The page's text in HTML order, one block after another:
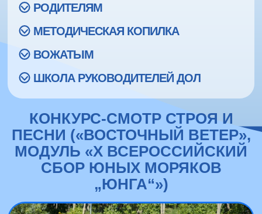
РОДИТЕЛЯМ
МЕТОДИЧЕСКАЯ КОПИЛКА
ВОЖАТЫМ
ШКОЛА РУКОВОДИТЕЛЕЙ ДОЛ
КОНКУРС-СМОТР СТРОЯ И
ПЕСНИ («ВОСТОЧНЫЙ ВЕТЕР»,
МОДУЛЬ «X ВСЕРОССИЙСКИЙ
СБОР ЮНЫХ МОРЯКОВ
„ЮНГА“»)